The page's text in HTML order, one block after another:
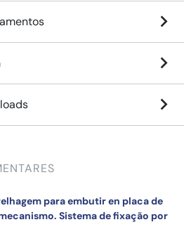
para embutir en placa de
Sistema de fixação por